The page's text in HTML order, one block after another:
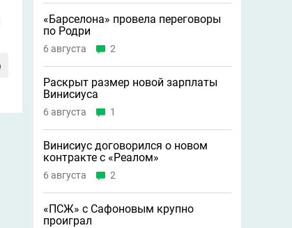
«Барселона» провела переговоры
по Родри
6 августа 2
Раскрыт размер новой зарплаты
Винисиуса
6 августа 1
Винисиус договорился о новом
контракте с «Реалом»
6 августа 2
«ПСЖ» с Сафоновым крупно
проиграл